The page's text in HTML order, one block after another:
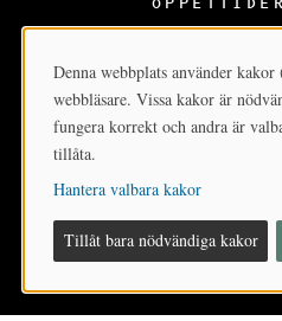
UMEÅ
Cookie-samtycke
Denna webbplats använder
webbläsare. Vissa kakor är
fungera korrekt och andra är
tillåta.
Hantera valbara kakor
Tillåt bara nödvändiga kakor